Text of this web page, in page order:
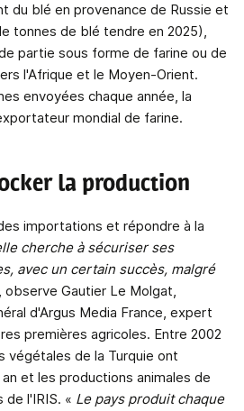
du blé en provenance de Russie et
tonnes de blé tendre en 2025),
partie sous forme de farine ou de
l'Afrique et le Moyen-Orient.
envoyées chaque année, la
mondial de farine.
la production
importations et répondre à la
cherche à sécuriser ses
avec un certain succès, malgré
observe Gautier Le Molgat,
d'Argus Media France, expert
premières agricoles. Entre 2002
végétales de la Turquie ont
et les productions animales de
de l'IRIS. « Le pays produit chaque